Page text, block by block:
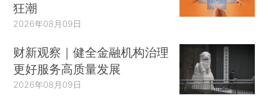
狂潮
2026年08月09日
财新观察｜健全金融机构治理
更好服务高质量发展
2026年08月09日